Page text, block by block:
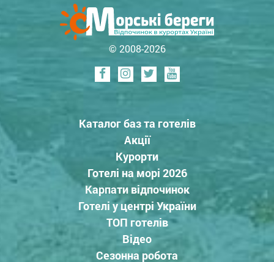
© 2008-2026
Каталог баз та готелів
Акції
Курорти
Готелі на морі 2026
Карпати відпочинок
Готелі у центрі України
ТОП готелів
Відео
Сезонна робота